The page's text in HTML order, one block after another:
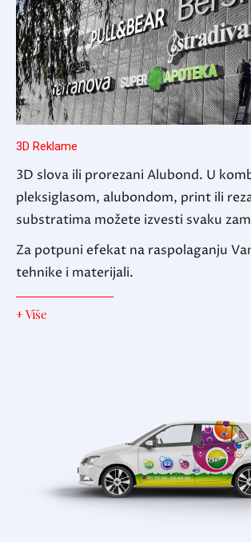
3D Reklame
3D slova ili prorezani Alubond. U
pleksiglasom, alubondom, print ili
substratima možete izvesti svaku
Za potpuni efekat na raspolaganju
tehnike i materijali.
+ Više